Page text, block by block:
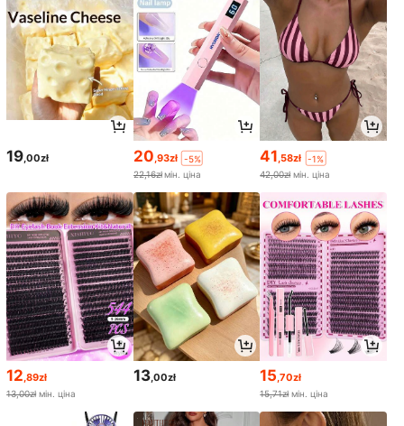
19 ,00zł 20 ,93zł
-5%
22,16złмін. ціна
41 ,58zł
-1%
42,00zł мін. ціна
12,89zł
13,00zł мін. ціна
13,00zł 15,70zł
15,71zł мін. ціна